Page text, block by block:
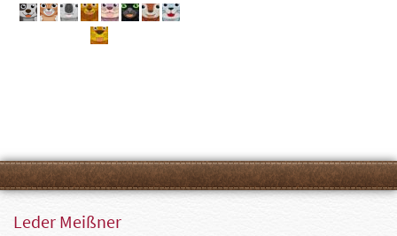
Leder Meißner